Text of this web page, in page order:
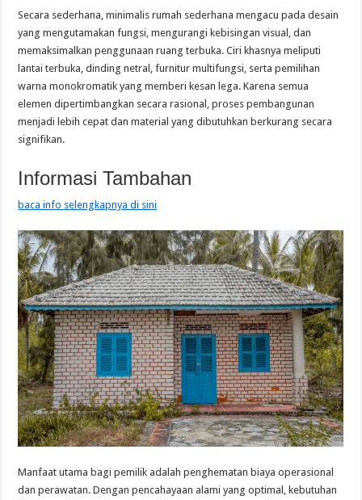
Secara sederhana, minimalis rumah sederhana mengacu pada desain
yang mengutamakan fungsi, mengurangi kebisingan visual, dan
memaksimalkan penggunaan ruang terbuka. Ciri khasnya meliputi
lantai terbuka, dinding netral, furnitur multifungsi, serta pemilihan
warna monokromatik yang memberi kesan lega. Karena semua
elemen dipertimbangkan secara rasional, proses pembangunan
menjadi lebih cepat dan material yang dibutuhkan berkurang secara
signifikan.
Informasi Tambahan
baca info selengkapnya di sini
Manfaat utama bagi pemilik adalah penghematan biaya operasional
dan perawatan. Dengan pencahayaan alami yang optimal, kebutuhan